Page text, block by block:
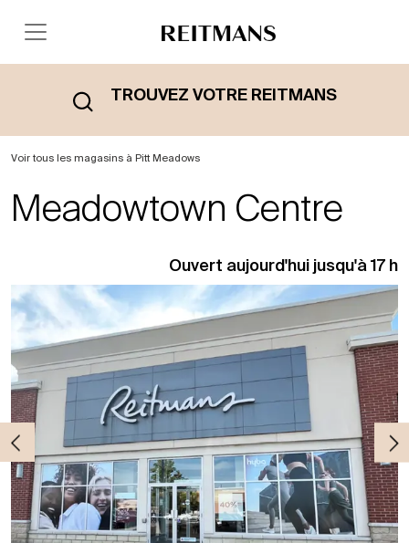
TROUVEZ VOTRE REITMANS
Voir tous les magasins à Pitt Meadows
Meadowtown Centre
Ouvert aujourd'hui jusqu'à 17 h